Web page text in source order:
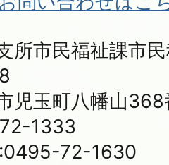
所市民福祉課市
児玉町八幡山368
1333
72-1630